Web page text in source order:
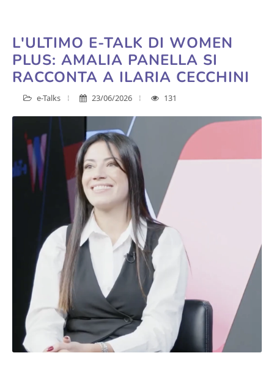
L'ULTIMO E-TALK DI WOMEN
PLUS: AMALIA PANELLA SI
RACCONTA A ILARIA CECCHINI
e-Talks 23/06/2026 131